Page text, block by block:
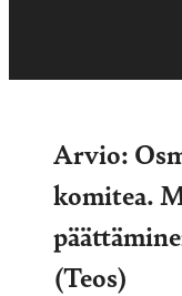
Arvio:
komitea.
(Teos)